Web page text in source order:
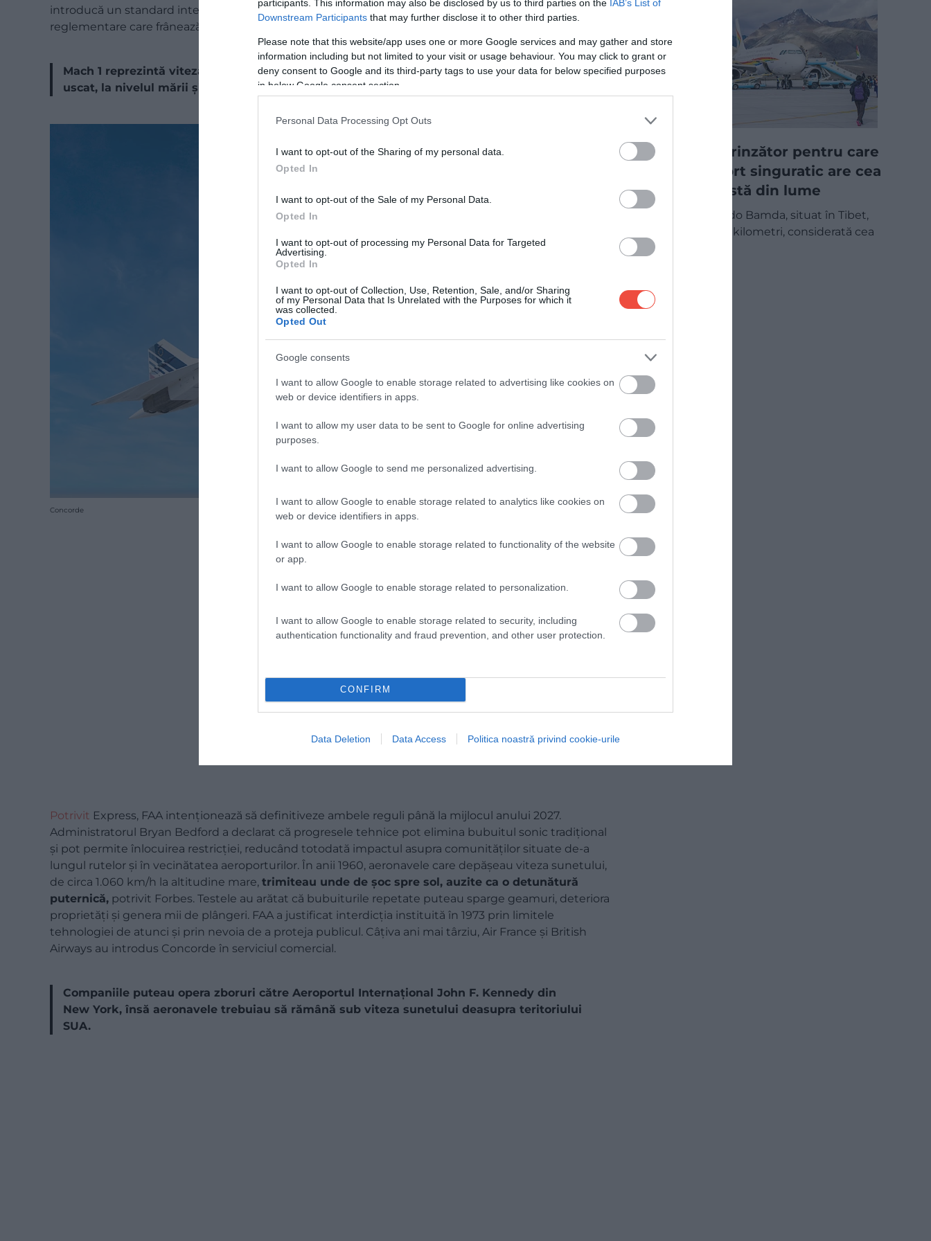
participants. This information may also be disclosed by us to third parties on the IAB’s List of
Downstream Participants that may further disclose it to other third parties.
Please note that this website/app uses one or more Google services and may gather and store
information including but not limited to your visit or usage behaviour. You may click to grant or
deny consent to Google and its third-party tags to use your data for below specified purposes
in below Google consent section.
Personal Data Processing Opt Outs
I want to opt-out of the Sharing of my personal data.
Opted In
I want to opt-out of the Sale of my Personal Data.
Opted In
I want to opt-out of processing my Personal Data for Targeted
Advertising.
Opted In
I want to opt-out of Collection, Use, Retention, Sale, and/or Sharing
of my Personal Data that Is Unrelated with the Purposes for which it
was collected.
Opted Out
Google consents
I want to allow Google to enable storage related to advertising like cookies on
web or device identifiers in apps.
I want to allow my user data to be sent to Google for online advertising
purposes.
I want to allow Google to send me personalized advertising.
I want to allow Google to enable storage related to analytics like cookies on
web or device identifiers in apps.
I want to allow Google to enable storage related to functionality of the website
or app.
I want to allow Google to enable storage related to personalization.
I want to allow Google to enable storage related to security, including
authentication functionality and fraud prevention, and other user protection.
CONFIRM
Data Deletion Data Access Politica noastră privind cookie-urile
introducă un standard interimar de certificare bazat pe zgomot și să reducă alte obstacole de
reglementare care frânează dezvoltarea tehnologiei.
Mach 1 reprezintă viteza sunetului: aproximativ 1.235 km/h, respectiv 343 m/s, în aer
uscat, la nivelul mării și la 20 de grade Celsius.
Concorde
Potrivit Express, FAA intenționează să definitiveze ambele reguli până la mijlocul anului 2027.
Administratorul Bryan Bedford a declarat că progresele tehnice pot elimina bubuitul sonic tradițional
și pot permite înlocuirea restricției, reducând totodată impactul asupra comunităților situate de-a
lungul rutelor și în vecinătatea aeroporturilor. În anii 1960, aeronavele care depășeau viteza sunetului,
de circa 1.060 km/h la altitudine mare, trimiteau unde de șoc spre sol, auzite ca o detunătură
puternică, potrivit Forbes. Testele au arătat că bubuiturile repetate puteau sparge geamuri, deteriora
proprietăți și genera mii de plângeri. FAA a justificat interdicția instituită în 1973 prin limitele
tehnologiei de atunci și prin nevoia de a proteja publicul. Câțiva ani mai târziu, Air France și British
Airways au introdus Concorde în serviciul comercial.
Companiile puteau opera zboruri către Aeroportul Internațional John F. Kennedy din
New York, însă aeronavele trebuiau să rămână sub viteza sunetului deasupra teritoriului
SUA.
Motivul surprinzător pentru care
acest aeroport singuratic are cea
mai lungă pistă din lume
Aeroportul Qamdo Bamda, situat în Tibet,
are o pistă de 5,5 kilometri, considerată cea
mai lungă…